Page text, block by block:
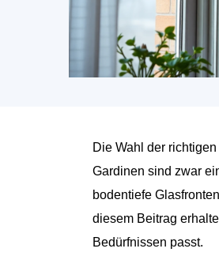
Die Wahl der
Gardinen sind zwar
bodentiefe
diesem Beitrag
Bedürfnissen passt.